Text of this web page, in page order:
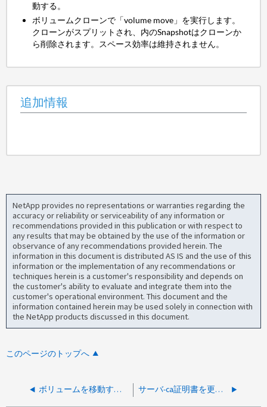
動する。
ボリュームクローンで「volume move」を実行します。
クローンがスプリットされ、内のSnapshotはクローンか
ら削除されます。スペース効率は維持されません。
追加情報
NetApp provides no representations or warranties regarding the
accuracy or reliability or serviceability of any information or
recommendations provided in this publication or with respect to
any results that may be obtained by the use of the information or
observance of any recommendations provided herein. The
information in this document is distributed AS IS and the use of this
information or the implementation of any recommendations or
techniques herein is a customer's responsibility and depends on
the customer's ability to evaluate and integrate them into the
customer's operational environment. This document and the
information contained herein may be used solely in connection with
the NetApp products discussed in this document.
このページのトップへ
ボリュームを移動する前に、ターゲットのアグリゲート上でボリュームが必要とする容量を知るにはどうすればよいですか？ サーバ-ca証明書を更新するにはどうすればよいですか？